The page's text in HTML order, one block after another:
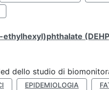
dello studio di
EPIDEMIOLOGIA